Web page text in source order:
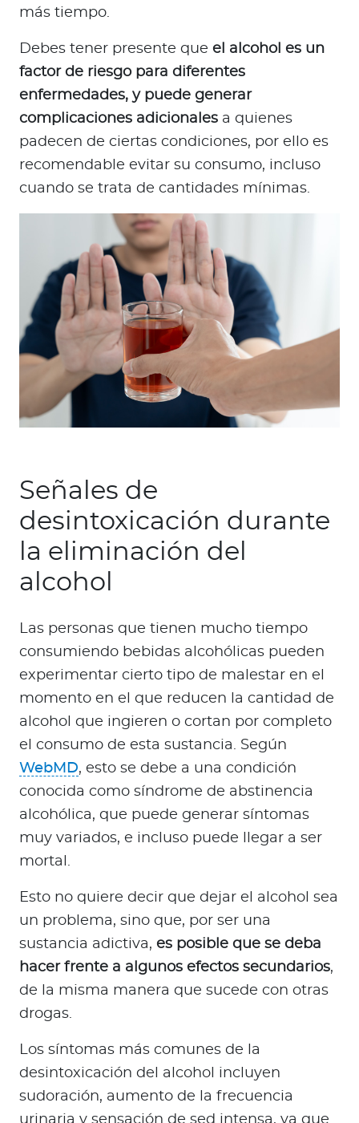
más tiempo.
Debes tener presente que el alcohol es un
factor de riesgo para diferentes
enfermedades, y puede generar
complicaciones adicionales a quienes
padecen de ciertas condiciones, por ello es
recomendable evitar su consumo, incluso
cuando se trata de cantidades mínimas.
Señales de
desintoxicación durante
la eliminación del ​​
alcohol
Las personas que tienen mucho tiempo
consumiendo bebidas alcohólicas pueden
experimentar cierto tipo de malestar en el
momento en el que reducen la cantidad de
alcohol que ingieren o cortan por completo
el consumo de esta sustancia. Según
WebMD, esto se debe a una condición
conocida como síndrome de abstinencia
alcohólica, que puede generar síntomas
muy variados, e incluso puede llegar a ser
mortal.
Esto no quiere decir que dejar el alcohol sea
un problema, sino que, por ser una
sustancia adictiva, es posible que se deba
hacer frente a algunos efectos secundarios,
de la misma manera que sucede con otras
drogas.
Los síntomas más comunes de la
desintoxicación del alcohol incluyen
sudoración, aumento de la frecuencia
urinaria y sensación de sed intensa, ya que